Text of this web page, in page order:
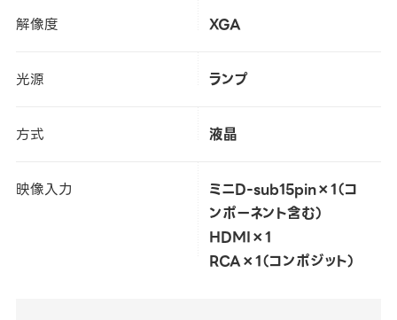
解像度 XGA
光源 ランプ
方式 液晶
映像入力
ミニD-sub15pin×1（コ
ンポーネント含む）
HDMI×1
RCA×1（コンポジット）